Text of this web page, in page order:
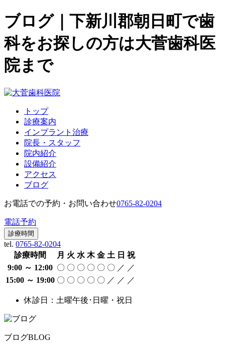
ブログ｜下新川郡朝日町で歯
科をお探しの方は大菅歯科医
院まで
トップ
診療案内
インプラント治療
院長・スタッフ
院内紹介
設備紹介
アクセス
ブログ
お電話での予約・お問い合わせ0765-82-0204
電話予約
診療時間
tel. 0765-82-0204
診療時間
月 火 水 木 金 土 日 祝
9:00 ～ 12:00 〇 〇 〇 〇 〇 〇 ／ ／
15:00 ～ 19:00 〇 〇 〇 〇 〇 ／ ／ ／
休診日：土曜午後･日曜・祝日
ブログBLOG